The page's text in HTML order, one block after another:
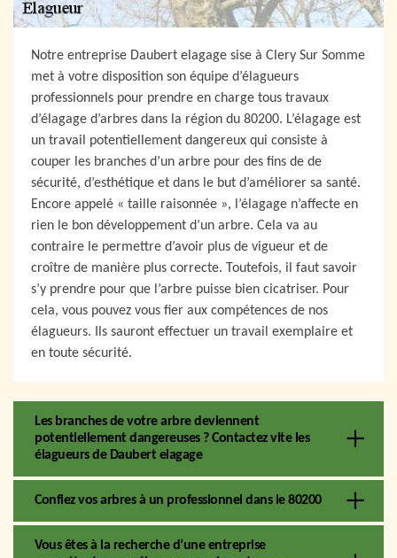
Notre entreprise Daubert elagage sise à Clery Sur Somme
met à votre disposition son équipe d’élagueurs
professionnels pour prendre en charge tous travaux
d’élagage d’arbres dans la région du 80200. L’élagage est
un travail potentiellement dangereux qui consiste à
couper les branches d’un arbre pour des fins de de
sécurité, d’esthétique et dans le but d’améliorer sa santé.
Encore appelé « taille raisonnée », l’élagage n’affecte en
rien le bon développement d’un arbre. Cela va au
contraire le permettre d’avoir plus de vigueur et de
croître de manière plus correcte. Toutefois, il faut savoir
s’y prendre pour que l’arbre puisse bien cicatriser. Pour
cela, vous pouvez vous fier aux compétences de nos
élagueurs. Ils sauront effectuer un travail exemplaire et
en toute sécurité.
Les branches de votre arbre deviennent
potentiellement dangereuses ? Contactez vite les
élagueurs de Daubert elagage
Confiez vos arbres à un professionnel dans le 80200
Vous êtes à la recherche d’une entreprise